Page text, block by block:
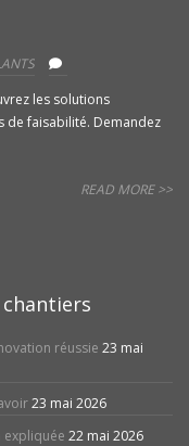
les solutions
de faisabilité. Demandez
READ MORE >>
réussie 23 mai
23 mai 2026
expliquée 22 mai 2026